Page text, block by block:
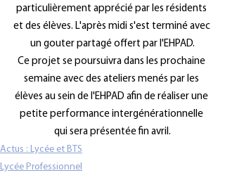
particulièrement apprécié par les résidents
et des élèves. L'après midi s'est terminé avec
un gouter partagé offert par l'EHPAD.
Ce projet se poursuivra dans les prochaine
semaine avec des ateliers menés par les
élèves au sein de l'EHPAD afin de réaliser une
petite performance intergénérationnelle
qui sera présentée fin avril.
Actus : Lycée et BTS
Lycée Professionnel